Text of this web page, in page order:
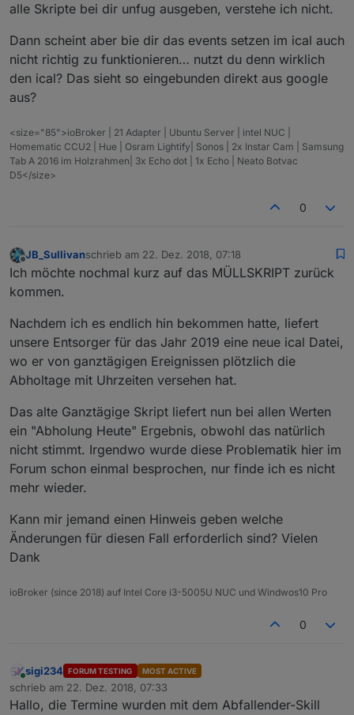
alle Skripte bei dir unfug ausgeben, verstehe ich nicht.
Dann scheint aber bie dir das events setzen im ical auch
nicht richtig zu funktionieren… nutzt du denn wirklich
den ical? Das sieht so eingebunden direkt aus google
aus?
<size="85">ioBroker | 21 Adapter | Ubuntu Server | intel NUC |
Homematic CCU2 | Hue | Osram Lightify| Sonos | 2x Instar Cam | Samsung
Tab A 2016 im Holzrahmen| 3x Echo dot | 1x Echo | Neato Botvac
D5</size>
0
Offline
JB_Sullivanschrieb am 22. Dez. 2018, 07:18
zuletzt editiert von
Ich möchte nochmal kurz auf das MÜLLSKRIPT zurück
kommen.
Nachdem ich es endlich hin bekommen hatte, liefert
unsere Entsorger für das Jahr 2019 eine neue ical Datei,
wo er von ganztägigen Ereignissen plötzlich die
Abholtage mit Uhrzeiten versehen hat.
Das alte Ganztägige Skript liefert nun bei allen Werten
ein "Abholung Heute" Ergebnis, obwohl das natürlich
nicht stimmt. Irgendwo wurde diese Problematik hier im
Forum schon einmal besprochen, nur finde ich es nicht
mehr wieder.
Kann mir jemand einen Hinweis geben welche
Änderungen für diesen Fall erforderlich sind? Vielen
Dank
ioBroker (since 2018) auf Intel Core i3-5005U NUC und Windwos10 Pro
0
Online
sigi234 FORUM TESTING MOST ACTIVE
schrieb am 22. Dez. 2018, 07:33
zuletzt editiert von
Hallo, die Termine wurden mit dem Abfallender-Skill